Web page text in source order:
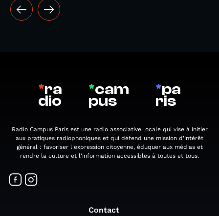
*ra
dio
*cam
pus
*pa
ris
Radio Campus Paris est une radio associative locale qui vise à initier
aux pratiques radiophoniques et qui défend une mission d'intérêt
général : favoriser l'expression citoyenne, éduquer aux médias et
rendre la culture et l'information accessibles à toutes et tous.
Contact